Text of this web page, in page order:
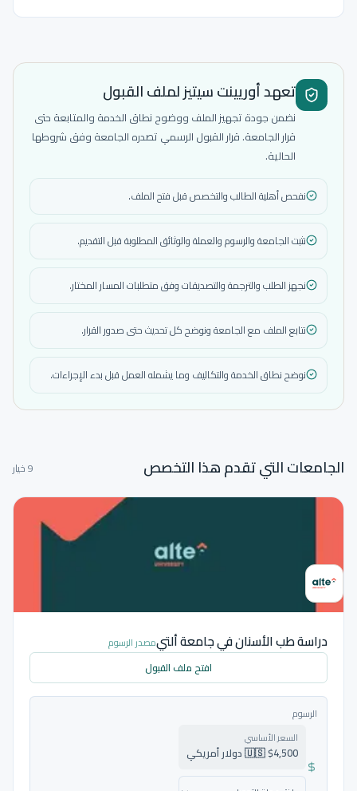
تعهد أوريينت سيتيز لملف القبول
نضمن جودة تجهيز الملف ووضوح نطاق الخدمة والمتابعة حتى
قرار الجامعة. قرار القبول الرسمي تصدره الجامعة وفق شروطها
الحالية.
نفحص أهلية الطالب والتخصص قبل فتح الملف.
نثبت الجامعة والرسوم والعملة والوثائق المطلوبة قبل التقديم.
نجهز الطلب والترجمة والتصديقات وفق متطلبات المسار المختار.
نتابع الملف مع الجامعة ونوضح كل تحديث حتى صدور القرار.
نوضح نطاق الخدمة والتكاليف وما يشمله العمل قبل بدء الإجراءات.
الجامعات التي تقدم هذا التخصص 9 خيار
دراسة طب الأسنان في جامعة ألتيمصدر الرسوم
افتح ملف القبول
الرسوم
السعر الأساسي
🇺🇸 $4,500 دولار أمريكي